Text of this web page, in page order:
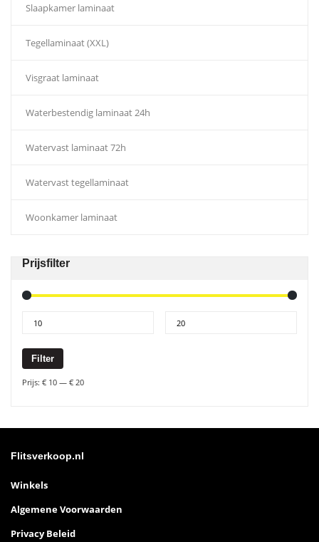
Slaapkamer laminaat
Tegellaminaat (XXL)
Visgraat laminaat
Waterbestendig laminaat 24h
Watervast laminaat 72h
Watervast tegellaminaat
Woonkamer laminaat
Prijsfilter
Filter
Prijs: € 10 — € 20
Flitsverkoop.nl
Winkels
Algemene Voorwaarden
Privacy Beleid